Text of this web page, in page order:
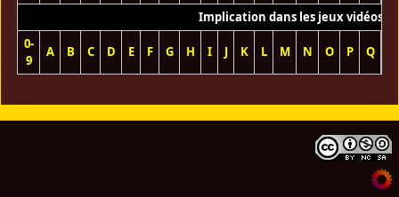
Implication dans les jeux vidéos
0-
9
A B C D E F G H I J K L M N O P Q